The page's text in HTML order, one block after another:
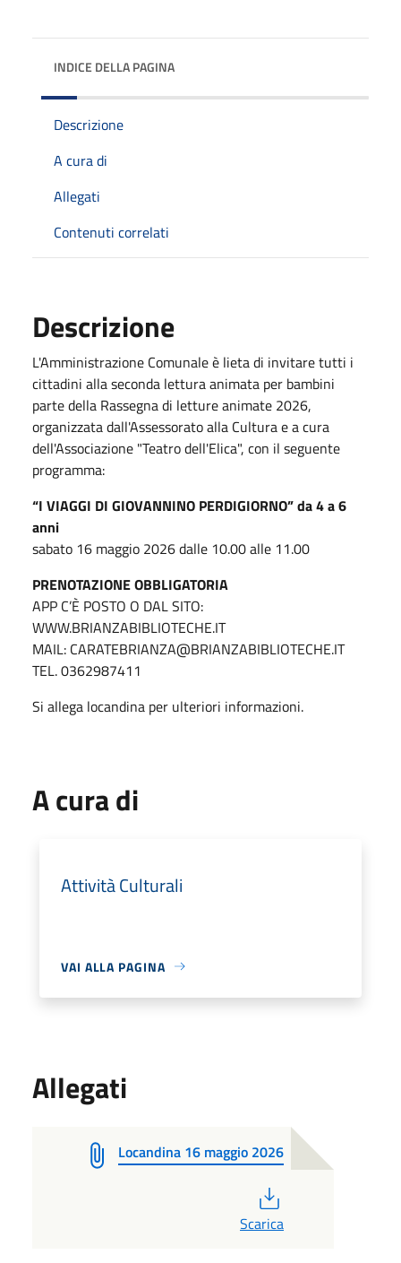
INDICE DELLA PAGINA
Descrizione
A cura di
Allegati
Contenuti correlati
Descrizione
L'Amministrazione Comunale è lieta di invitare tutti i
cittadini alla seconda lettura animata per bambini
parte della Rassegna di letture animate 2026,
organizzata dall'Assessorato alla Cultura e a cura
dell'Associazione "Teatro dell'Elica", con il seguente
programma:
“I VIAGGI DI GIOVANNINO PERDIGIORNO” da 4 a 6
anni
sabato 16 maggio 2026 dalle 10.00 alle 11.00
PRENOTAZIONE OBBLIGATORIA
APP C’È POSTO O DAL SITO:
WWW.BRIANZABIBLIOTECHE.IT
MAIL: CARATEBRIANZA@BRIANZABIBLIOTECHE.IT
TEL. 0362987411
Si allega locandina per ulteriori informazioni.
A cura di
Attività Culturali
VAI ALLA PAGINA
Allegati
Locandina 16 maggio 2026
Scarica